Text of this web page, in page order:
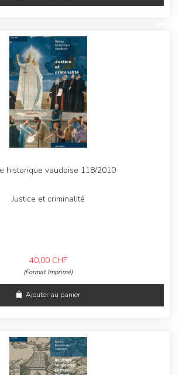
historique vaudoise 118/2010
Justice et criminalité
40,00 CHF
(Format Imprimé)
Ajouter au panier